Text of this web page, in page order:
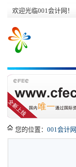
欢迎光临001会计网！
您的位置： 001会计网